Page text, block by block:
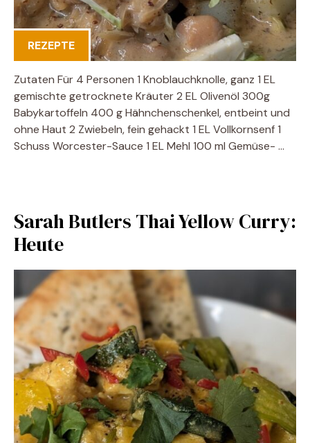
REZEPTE
Zutaten Für 4 Personen 1 Knoblauchknolle, ganz 1 EL
gemischte getrocknete Kräuter 2 EL Olivenöl 300g
Babykartoffeln 400 g Hähnchenschenkel, entbeint und
ohne Haut 2 Zwiebeln, fein gehackt 1 EL Vollkornsenf 1
Schuss Worcester-Sauce 1 EL Mehl 100 ml Gemüse- …
Sarah Butlers Thai Yellow Curry:
Heute